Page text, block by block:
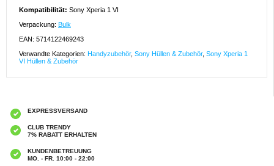
Kompatibilität: Sony Xperia 1 VI
Verpackung: Bulk
EAN: 5714122469243
Verwandte Kategorien: Handyzubehör, Sony Hüllen & Zubehör, Sony Xperia 1
VI Hüllen & Zubehör
EXPRESSVERSAND
CLUB TRENDY
7% RABATT ERHALTEN
KUNDENBETREUUNG
MO. - FR. 10:00 - 22:00